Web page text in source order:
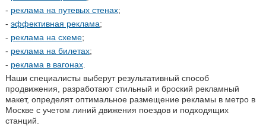
- реклама на путевых стенах;
- эффективная реклама;
- реклама на схеме;
- реклама на билетах;
- реклама в вагонах.
Наши специалисты выберут результативный способ
продвижения, разработают стильный и броский рекламный
макет, определят оптимальное размещение рекламы в метро в
Москве с учетом линий движения поездов и подходящих
станций.